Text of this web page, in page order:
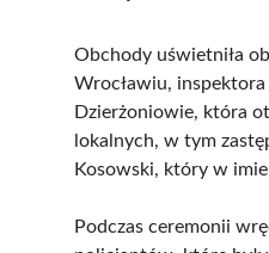
Obchody uświetniła
Wrocławiu,
Dzierżoniowie, która
lokalnych, w tym
Kosowski, który w
Podczas ceremonii